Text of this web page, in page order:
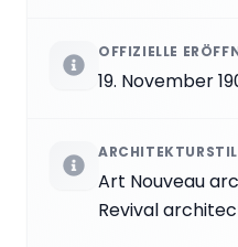
OFFIZIELLE
19. November
ARCHITEKTURSTIL
Art Nouveau
Revival